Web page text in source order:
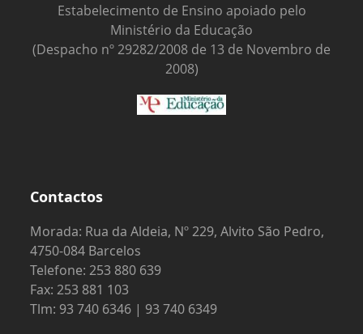
Estabelecimento de Ensino apoiado pelo
Ministério da Educação
(Despacho nº 29282/2008 de 13 de Novembro de
2008)
Contactos
Morada: Rua da Aldeia, Nº 229, Alvito São Pedro,
4750-084 Barcelos
Telefone: 253 880 639
Fax: 253 881 103
Tlm: 93 740 6346 | 93 740 6349